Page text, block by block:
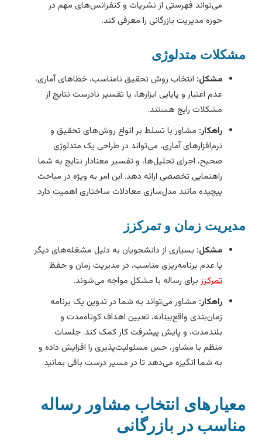
می‌تواند فهرستی از نشریات و کنفرانس‌های مهم در
حوزه مدیریت بازرگانی را معرفی کند.
متدلوژی
مشکل:انتخاب روش تحقیق نامناسب، خطاهای آماری،
عدم اعتبار و پایایی ابزارها، یا تفسیر نادرست نتایج از
مشکلات رایج هستند.
راهکار:مشاور با تسلط بر انواع روش‌های تحقیق و
نرم‌افزارهای آماری، می‌تواند در طراحی یک متدلوژی
صحیح، اجرای تحلیل‌ها، و تفسیر معنادار نتایج به شما
راهنمایی تخصصی ارائه دهد. این امر به ویژه در مباحث
پیچیده مانند مدل‌سازی معادلات ساختاری اهمیت دارد.
زمان و تمرکزز
مشکل:بسیاری از دانشجویان به دلیل مشغله‌های دیگر
یا عدم برنامه‌ریزی مناسب، در مدیریت زمان و حفظ
تمرکززبرای رساله با مشکل مواجه می‌شوند.
راهکار:مشاور می‌تواند به شما در تدوین یک برنامه
زمان‌بندی واقع‌بینانه، تعیین اهداف کوتاه‌مدت و
بلندمدت، و پایش پیشرفت کار کمک کند. جلسات
منظم با مشاور، حس مسئولیت‌پذیری را افزایش داده و
به شما انگیزه می‌دهد تا در مسیر درست باقی بمانید.
انتخاب مشاور رساله
در بازرگانی